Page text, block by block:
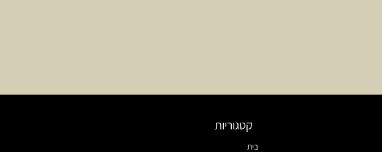
קטגוריות
בית